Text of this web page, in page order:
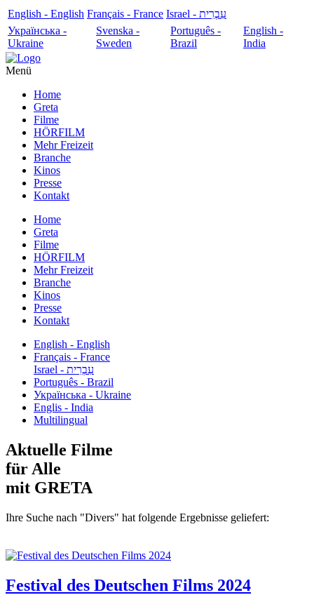
English - English Français - France
עִבְרִית - Israel
Українська -
Ukraine
Svenska -
Sweden
Português -
Brazil
English -
India
Menü
Home
Greta
Filme
HÖRFILM
Mehr Freizeit
Branche
Kinos
Presse
Kontakt
Home
Greta
Filme
HÖRFILM
Mehr Freizeit
Branche
Kinos
Presse
Kontakt
English - English
Français - France
עִבְרִית - Israel
Português - Brazil
Українська - Ukraine
Englis - India
Multilingual
Aktuelle Filme
für Alle
mit GRETA
Ihre Suche nach "Divers" hat folgende Ergebnisse geliefert:
Festival des Deutschen Films 2024